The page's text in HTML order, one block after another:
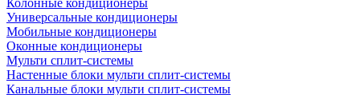
Колонные кондиционеры
Универсальные кондиционеры
Мобильные кондиционеры
Оконные кондиционеры
Мульти сплит-системы
Настенные блоки мульти сплит-системы
Канальные блоки мульти сплит-системы